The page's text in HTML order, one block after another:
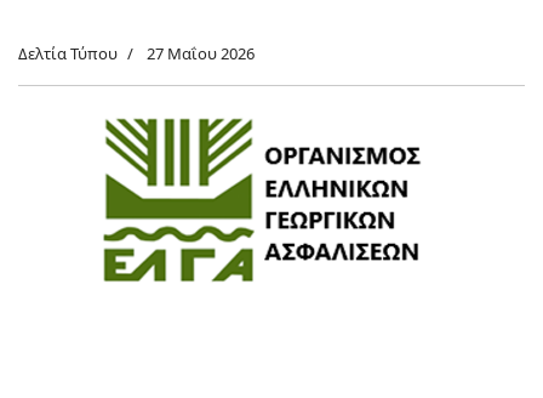
Δελτία Τύπου 27 Μαΐου 2026